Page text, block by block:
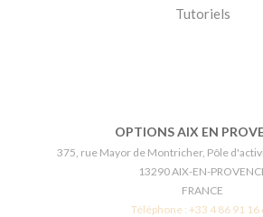
Tutoriels
OPTIONS AIX EN
375, rue Mayor de Montricher, Pôle
13290 AIX-EN-
FRANCE
Téléphone : +33 4 86 91 16